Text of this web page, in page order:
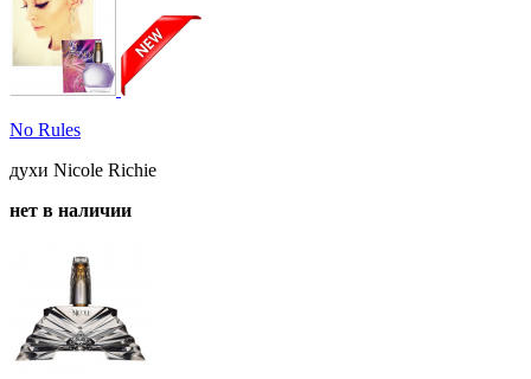
No Rules
духи Nicole Richie
нет в наличии